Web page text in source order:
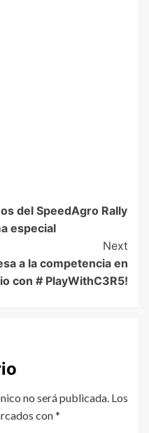
del SpeedAgro Rally
especial
Next
a la competencia en
con # PlayWithC3R5!
no será publicada. Los
con*